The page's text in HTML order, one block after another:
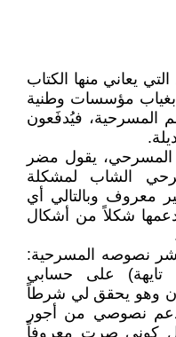
يعاني منها الكتاب
بغياب مؤسسات وطنية
المسرحية، فيُدفَعون
المسرحي، يقول مضر
الشاب لمشكلة
معروف وبالتالي أي
شكلاً من أشكال
نصوصه المسرحية:
على حسابي
وهو يحقق لي شرطاً
نصوصي من أجور
كوني صرت معروفاً